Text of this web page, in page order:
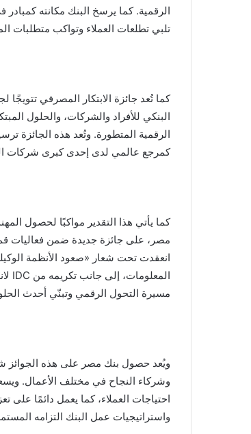
الرقمية. كما يرسخ البنك مكانته
تلبي تطلعات العملاء وتواكب متطلبات
كما تُعد جائزة الابتكار المصرفي تتويجًا
البنكي للأفراد والشركات، والحلول
الرقمية المتطورة. وتُعد هذه الجائزة
كمرجع عالمي لدى إحدى كبرى شركات
كما يأتي هذا التقدير مواكبًا لحصول
مسيرة التحول الرقمي وتبنّي أحدث
ويُعد حصول بنك مصر على هذه الجوائز
وشركاء النجاح في مختلف الأعمال.
احتياجات العملاء، كما يعمل دائمًا
واستراتيجيات عمل البنك التزامه